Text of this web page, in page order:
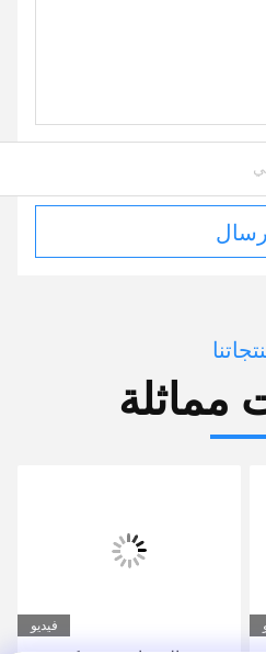
إرسال
مماثلة
فيديو